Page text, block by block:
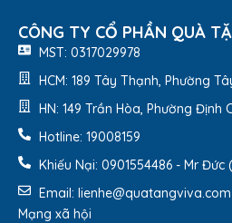
CÔNG TY CỔ PHẦN QUÀ
MST: 0317029978
HCM: 189 Tây Thạnh, Phường
HN: 149 Trần Hòa, Phường Định
Hotline: 19008159
Khiếu Nại: 0901554486 - Mr
Email: lienhe@quatangviva.com
Mạng xã hội